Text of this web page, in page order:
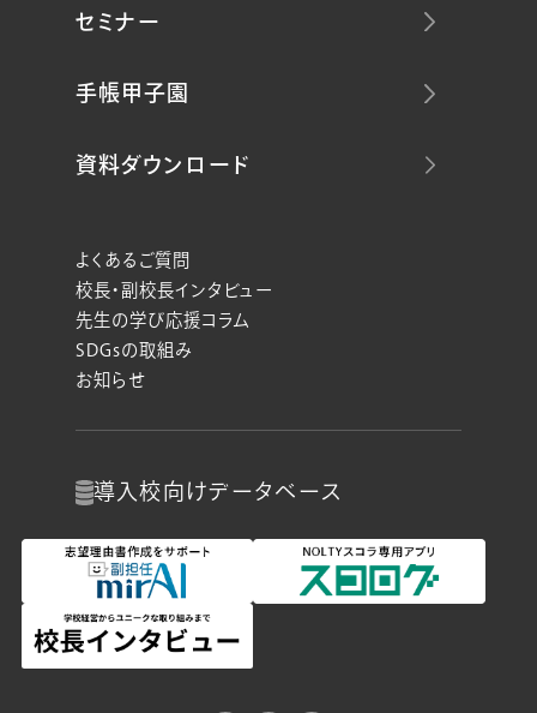
セミナー
手帳甲子園
資料ダウンロード
よくあるご質問
校長・副校長インタビュー
先生の学び応援コラム
SDGsの取組み
お知らせ
導入校向けデータベース